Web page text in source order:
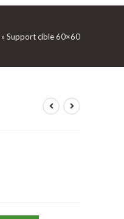
» Support cible 60×60